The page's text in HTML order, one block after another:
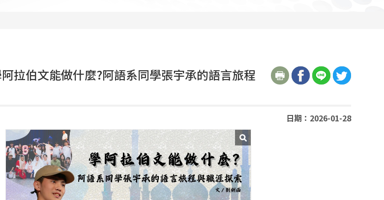
拉伯文能做什麼?阿語系同學張宇承的語言旅程
日期：2026-01-28